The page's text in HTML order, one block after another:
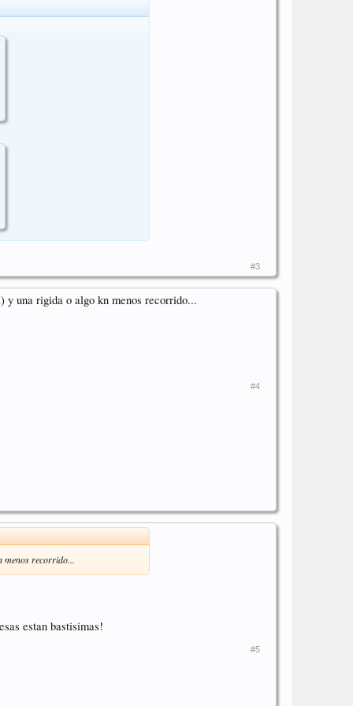
#3
y una rigida o algo kn menos recorrido...
#4
menos recorrido...
estan bastisimas!
#5